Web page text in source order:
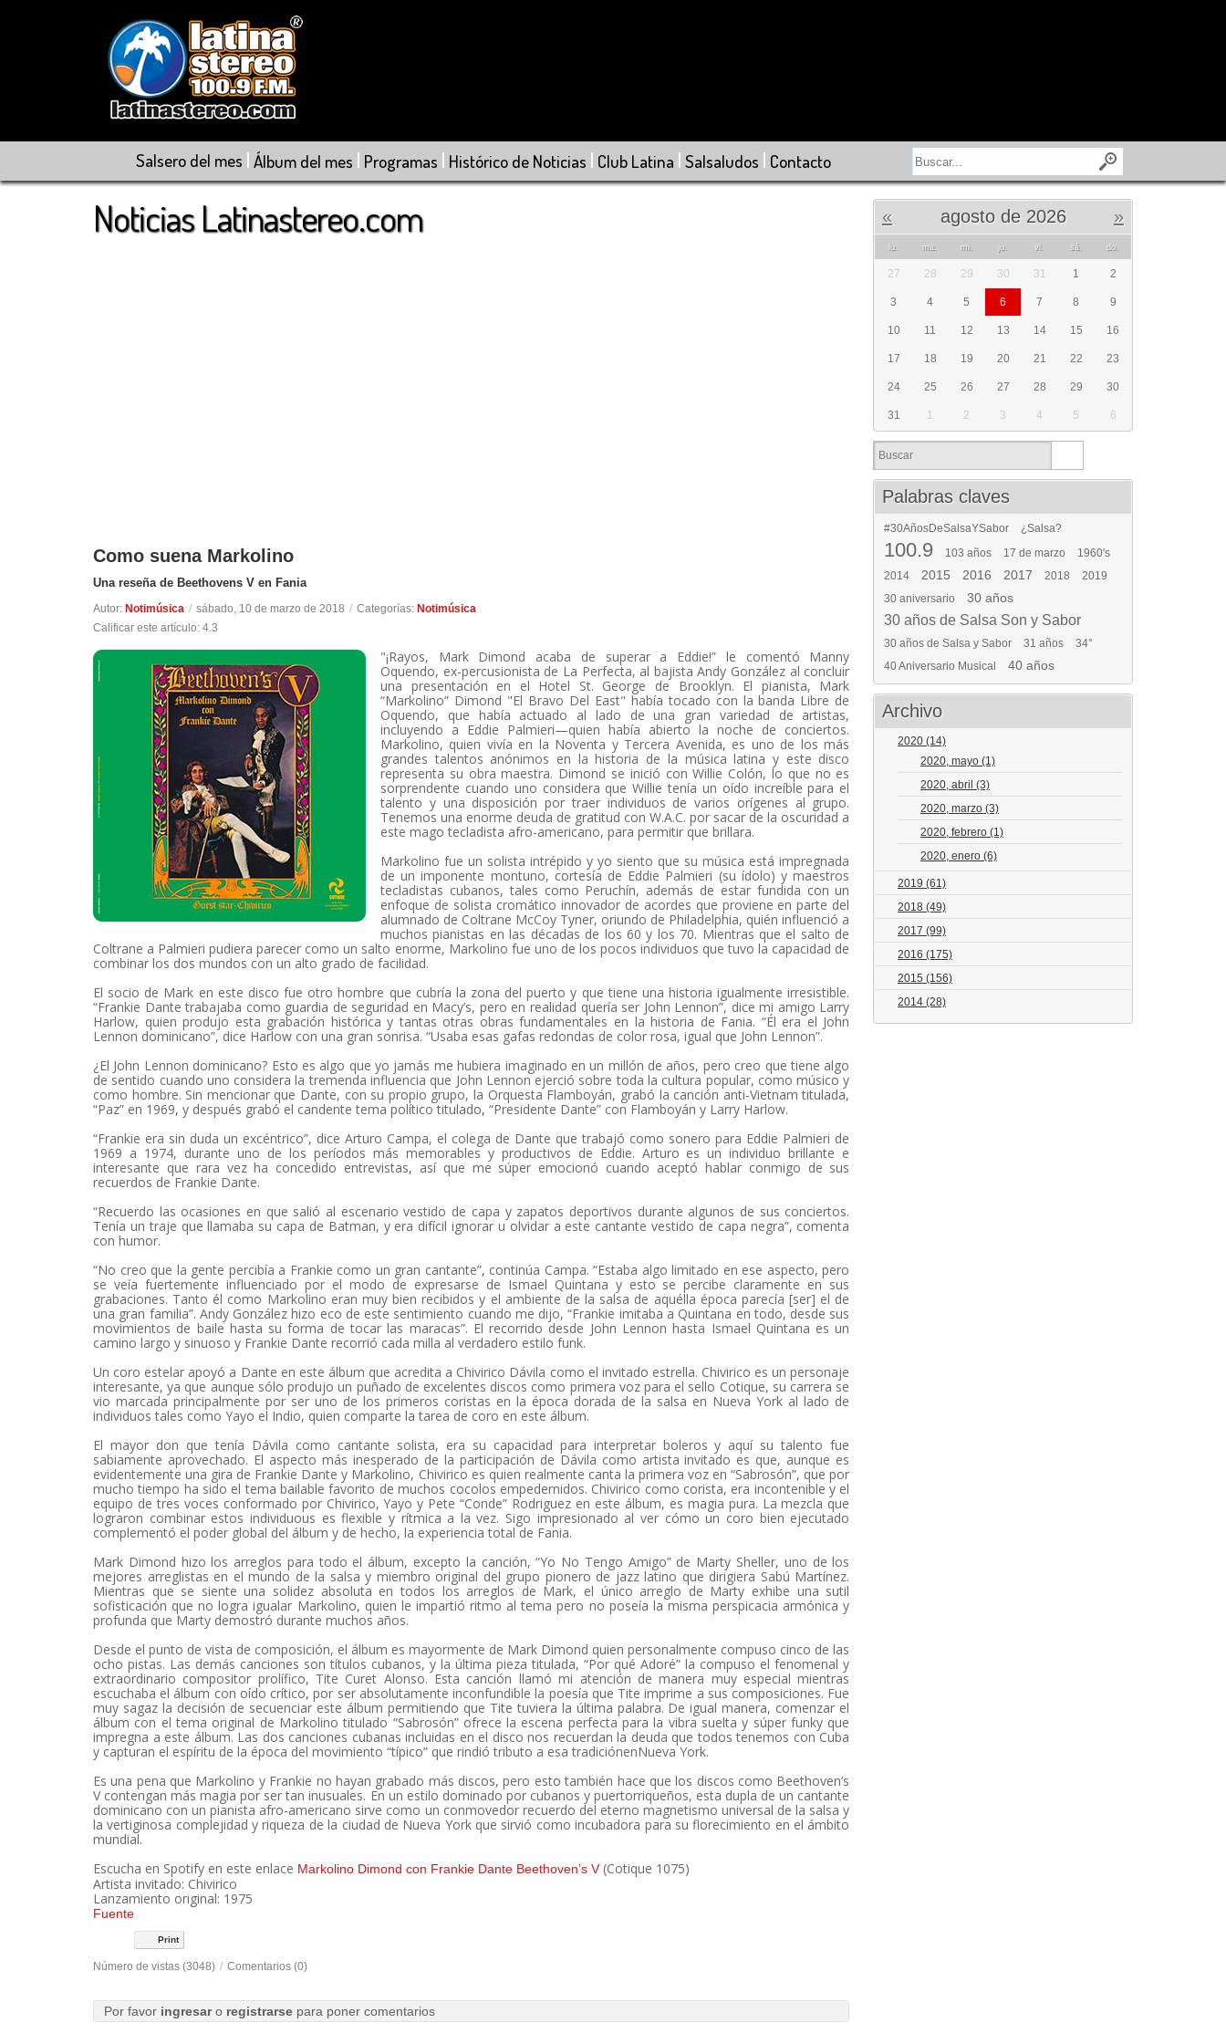
Salsero del mes | Álbum del mes | Programas | Histórico de Noticias | Club Latina | Salsaludos | Contacto
Noticias Latinastereo.com
Como suena Markolino
Una reseña de Beethovens V en Fania
Autor: Notimúsica / sábado, 10 de marzo de 2018 / Categorías: Notimúsica
Calificar este artículo: 4.3
"¡Rayos, Mark Dimond acaba de superar a Eddie!” le comentó Manny
Oquendo, ex-percusionista de La Perfecta, al bajista Andy González al concluir
una presentación en el Hotel St. George de Brooklyn. El pianista, Mark
“Markolino” Dimond "El Bravo Del East" había tocado con la banda Libre de
Oquendo, que había actuado al lado de una gran variedad de artistas,
incluyendo a Eddie Palmieri—quien había abierto la noche de conciertos.
Markolino, quien vivía en la Noventa y Tercera Avenida, es uno de los más
grandes talentos anónimos en la historia de la música latina y este disco
representa su obra maestra. Dimond se inició con Willie Colón, lo que no es
sorprendente cuando uno considera que Willie tenía un oído increíble para el
talento y una disposición por traer individuos de varios orígenes al grupo.
Tenemos una enorme deuda de gratitud con W.A.C. por sacar de la oscuridad a
este mago tecladista afro-americano, para permitir que brillara.
Markolino fue un solista intrépido y yo siento que su música está impregnada
de un imponente montuno, cortesía de Eddie Palmieri (su ídolo) y maestros
tecladistas cubanos, tales como Peruchín, además de estar fundida con un
enfoque de solista cromático innovador de acordes que proviene en parte del
alumnado de Coltrane McCoy Tyner, oriundo de Philadelphia, quién influenció a
muchos pianistas en las décadas de los 60 y los 70. Mientras que el salto de
Coltrane a Palmieri pudiera parecer como un salto enorme, Markolino fue uno de los pocos individuos que tuvo la capacidad de
combinar los dos mundos con un alto grado de facilidad.
El socio de Mark en este disco fue otro hombre que cubría la zona del puerto y que tiene una historia igualmente irresistible.
“Frankie Dante trabajaba como guardia de seguridad en Macy’s, pero en realidad quería ser John Lennon”, dice mi amigo Larry
Harlow, quien produjo esta grabación histórica y tantas otras obras fundamentales en la historia de Fania. “Él era el John
Lennon dominicano”, dice Harlow con una gran sonrisa. “Usaba esas gafas redondas de color rosa, igual que John Lennon”.
¿El John Lennon dominicano? Esto es algo que yo jamás me hubiera imaginado en un millón de años, pero creo que tiene algo
de sentido cuando uno considera la tremenda influencia que John Lennon ejerció sobre toda la cultura popular, como músico y
como hombre. Sin mencionar que Dante, con su propio grupo, la Orquesta Flamboyán, grabó la canción anti-Vietnam titulada,
“Paz” en 1969, y después grabó el candente tema político titulado, “Presidente Dante” con Flamboyán y Larry Harlow.
“Frankie era sin duda un excéntrico”, dice Arturo Campa, el colega de Dante que trabajó como sonero para Eddie Palmieri de
1969 a 1974, durante uno de los períodos más memorables y productivos de Eddie. Arturo es un individuo brillante e
interesante que rara vez ha concedido entrevistas, así que me súper emocionó cuando aceptó hablar conmigo de sus
recuerdos de Frankie Dante.
“Recuerdo las ocasiones en que salió al escenario vestido de capa y zapatos deportivos durante algunos de sus conciertos.
Tenía un traje que llamaba su capa de Batman, y era difícil ignorar u olvidar a este cantante vestido de capa negra”, comenta
con humor.
“No creo que la gente percibía a Frankie como un gran cantante”, continúa Campa. “Estaba algo limitado en ese aspecto, pero
se veía fuertemente influenciado por el modo de expresarse de Ismael Quintana y esto se percibe claramente en sus
grabaciones. Tanto él como Markolino eran muy bien recibidos y el ambiente de la salsa de aquélla época parecía [ser] el de
una gran familia”. Andy González hizo eco de este sentimiento cuando me dijo, “Frankie imitaba a Quintana en todo, desde sus
movimientos de baile hasta su forma de tocar las maracas”. El recorrido desde John Lennon hasta Ismael Quintana es un
camino largo y sinuoso y Frankie Dante recorrió cada milla al verdadero estilo funk.
Un coro estelar apoyó a Dante en este álbum que acredita a Chivirico Dávila como el invitado estrella. Chivirico es un personaje
interesante, ya que aunque sólo produjo un puñado de excelentes discos como primera voz para el sello Cotique, su carrera se
vio marcada principalmente por ser uno de los primeros coristas en la época dorada de la salsa en Nueva York al lado de
individuos tales como Yayo el Indio, quien comparte la tarea de coro en este álbum.
El mayor don que tenía Dávila como cantante solista, era su capacidad para interpretar boleros y aquí su talento fue
sabiamente aprovechado. El aspecto más inesperado de la participación de Dávila como artista invitado es que, aunque es
evidentemente una gira de Frankie Dante y Markolino, Chivirico es quien realmente canta la primera voz en “Sabrosón”, que por
mucho tiempo ha sido el tema bailable favorito de muchos cocolos empedernidos. Chivirico como corista, era incontenible y el
equipo de tres voces conformado por Chivirico, Yayo y Pete “Conde” Rodriguez en este álbum, es magia pura. La mezcla que
lograron combinar estos individuous es flexible y rítmica a la vez. Sigo impresionado al ver cómo un coro bien ejecutado
complementó el poder global del álbum y de hecho, la experiencia total de Fania.
Mark Dimond hizo los arreglos para todo el álbum, excepto la canción, “Yo No Tengo Amigo” de Marty Sheller, uno de los
mejores arreglistas en el mundo de la salsa y miembro original del grupo pionero de jazz latino que dirigiera Sabú Martínez.
Mientras que se siente una solidez absoluta en todos los arreglos de Mark, el único arreglo de Marty exhibe una sutil
sofisticación que no logra igualar Markolino, quien le impartió ritmo al tema pero no poseía la misma perspicacia armónica y
profunda que Marty demostró durante muchos años.
Desde el punto de vista de composición, el álbum es mayormente de Mark Dimond quien personalmente compuso cinco de las
ocho pistas. Las demás canciones son títulos cubanos, y la última pieza titulada, “Por qué Adoré” la compuso el fenomenal y
extraordinario compositor prolífico, Tite Curet Alonso. Esta canción llamó mi atención de manera muy especial mientras
escuchaba el álbum con oído crítico, por ser absolutamente inconfundible la poesía que Tite imprime a sus composiciones. Fue
muy sagaz la decisión de secuenciar este álbum permitiendo que Tite tuviera la última palabra. De igual manera, comenzar el
álbum con el tema original de Markolino titulado “Sabrosón” ofrece la escena perfecta para la vibra suelta y súper funky que
impregna a este álbum. Las dos canciones cubanas incluidas en el disco nos recuerdan la deuda que todos tenemos con Cuba
y capturan el espíritu de la época del movimiento “típico” que rindió tributo a esa tradiciónenNueva York.
Es una pena que Markolino y Frankie no hayan grabado más discos, pero esto también hace que los discos como Beethoven’s
V contengan más magia por ser tan inusuales. En un estilo dominado por cubanos y puertorriqueños, esta dupla de un cantante
dominicano con un pianista afro-americano sirve como un conmovedor recuerdo del eterno magnetismo universal de la salsa y
la vertiginosa complejidad y riqueza de la ciudad de Nueva York que sirvió como incubadora para su florecimiento en el ámbito
mundial.
Escucha en Spotify en este enlace Markolino Dimond con Frankie Dante Beethoven’s V (Cotique 1075)
Artista invitado: Chivirico
Lanzamiento original: 1975
Fuente
Print
Número de vistas (3048) / Comentarios (0)
Por favor ingresaro registrarse para poner comentarios
« agosto de 2026 »
lu. ma. mi. ju. vi. sá. do.
27 28 29 30 31 1 2
3 4 5 6 7 8 9
10 11 12 13 14 15 16
17 18 19 20 21 22 23
24 25 26 27 28 29 30
31 1 2 3 4 5 6
Palabras claves
#30AñosDeSalsaYSabor ¿Salsa?
100.9 103 años 17 de marzo
1960's
2014
2015 2016 2017 2018
2019
30 aniversario
30 años
30 años de Salsa Son y Sabor
30 años de Salsa y Sabor 31 años
34°
40 Aniversario Musical
40 años
Archivo
2020 (14)
2020, mayo (1)
2020, abril (3)
2020, marzo (3)
2020, febrero (1)
2020, enero (6)
2019 (61)
2018 (49)
2017 (99)
2016 (175)
2015 (156)
2014 (28)